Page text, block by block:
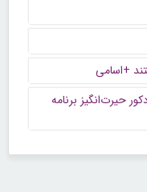
حیرت‌انگیز برنامه